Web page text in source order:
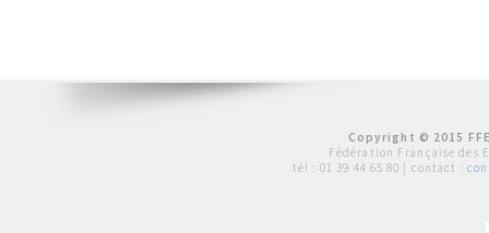
Copyright © 2015
Fédération Française des
tél : 01 39 44 65 80 | contact :